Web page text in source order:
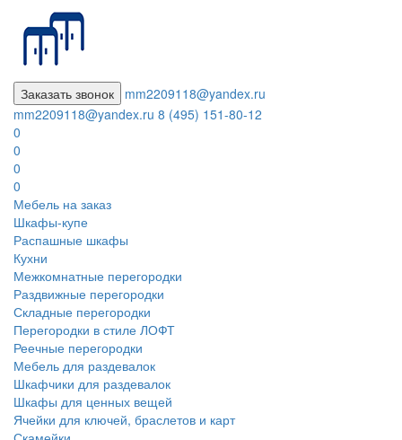
Заказать звонок
mm2209118@yandex.ru
mm2209118@yandex.ru 8 (495) 151-80-12
0
0
0
0
Мебель на заказ
Шкафы-купе
Распашные шкафы
Кухни
Межкомнатные перегородки
Раздвижные перегородки
Складные перегородки
Перегородки в стиле ЛОФТ
Реечные перегородки
Мебель для раздевалок
Шкафчики для раздевалок
Шкафы для ценных вещей
Ячейки для ключей, браслетов и карт